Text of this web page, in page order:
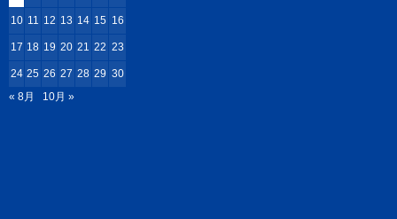
10 11 12 13 14 15 16
17 18 19 20 21 22 23
24 25 26 27 28 29 30
« 8月
10月 »